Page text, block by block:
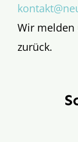
Wir melden
zurück.